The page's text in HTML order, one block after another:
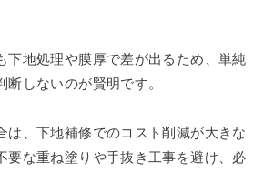
下地処理や膜厚で差が出るため、単純
断しないのが賢明です。
は、下地補修でのコスト削減が大きな
要な重ね塗りや手抜き工事を避け、必